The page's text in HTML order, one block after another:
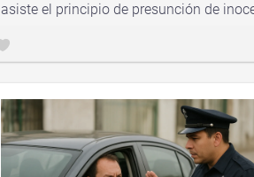
asiste el principio de presunción de